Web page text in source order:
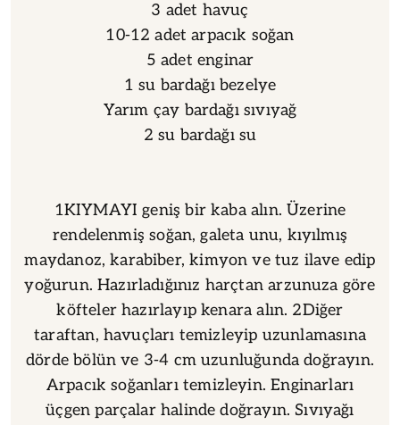
3 adet havuç
10-12 adet arpacık soğan
5 adet enginar
1 su bardağı bezelye
Yarım çay bardağı sıvıyağ
2 su bardağı su
1KIYMAYI geniş bir kaba alın. Üzerine
rendelenmiş soğan, galeta unu, kıyılmış
maydanoz, karabiber, kimyon ve tuz ilave edip
yoğurun. Hazırladığınız harçtan arzunuza göre
köfteler hazırlayıp kenara alın. 2Diğer
taraftan, havuçları temizleyip uzunlamasına
dörde bölün ve 3-4 cm uzunluğunda doğrayın.
Arpacık soğanları temizleyin. Enginarları
üçgen parçalar halinde doğrayın. Sıvıyağı